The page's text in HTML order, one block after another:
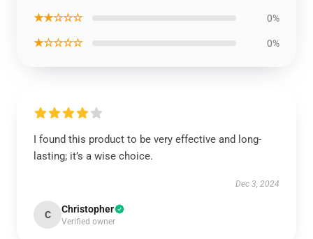
★★☆☆☆ 0%
★☆☆☆☆ 0%
I found this product to be very effective and long-
lasting; it’s a wise choice.
Dec 3, 2024
C Christopher
Verified owner